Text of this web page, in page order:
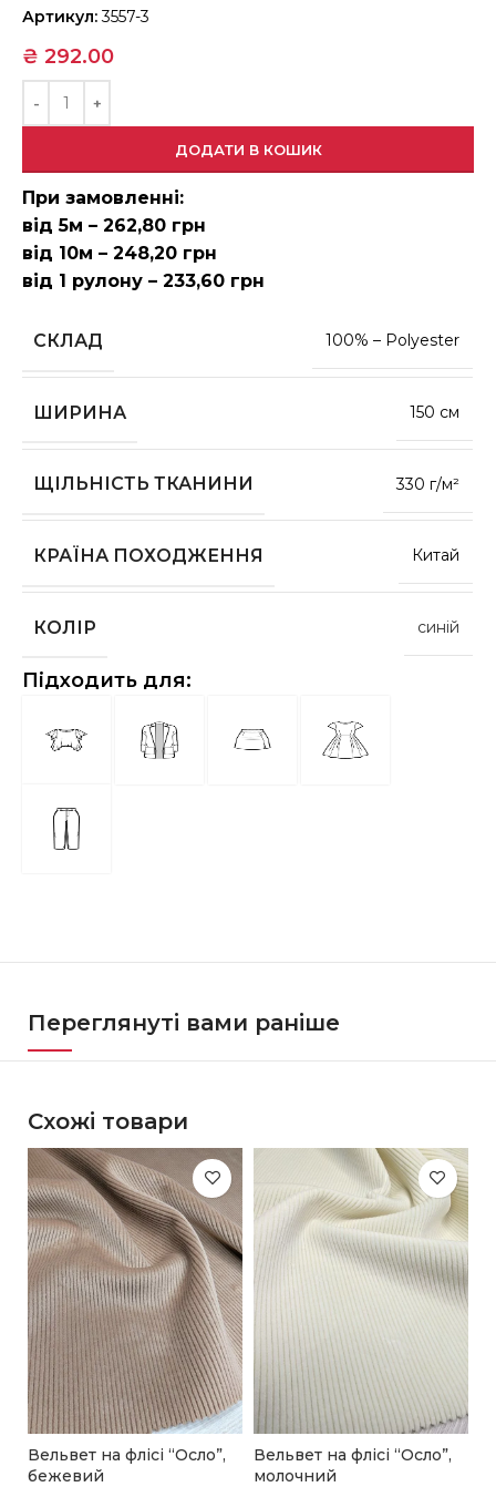
Артикул:3557-3
₴ 292.00
ДОДАТИ В КОШИК
При замовленні:
від 5м – 262,80 грн
від 10м – 248,20 грн
від 1 рулону – 233,60 грн
СКЛАД 100% – Polyester
ШИРИНА 150 см
ЩІЛЬНІСТЬ ТКАНИНИ 330 г/м²
КРАЇНА ПОХОДЖЕННЯ Китай
КОЛІР синій
Підходить для:
Переглянуті вами раніше
Схожі товари
Вельвет на флісі “Осло”,
бежевий
Вельвет на флісі “Осло”,
молочний